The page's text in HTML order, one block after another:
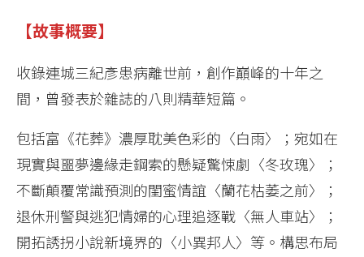
【故事概要】
收錄連城三紀彥患病離世前，創作巔峰的十年之
間，曾發表於雜誌的八則精華短篇。
包括富《花葬》濃厚耽美色彩的〈白雨〉；宛如在
現實與噩夢邊緣走鋼索的懸疑驚悚劇〈冬玫瑰〉；
不斷顛覆常識預測的閨蜜情誼〈蘭花枯萎之前〉；
退休刑警與逃犯情婦的心理追逐戰〈無人車站〉；
開拓誘拐小說新境界的〈小異邦人〉等。構思布局